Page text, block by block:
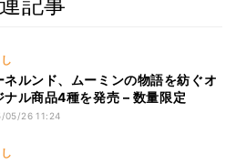
ネルンド、ムーミンの物語を紡ぐオ
ナル商品4種を発売 – 数量限定
05/26 11:24